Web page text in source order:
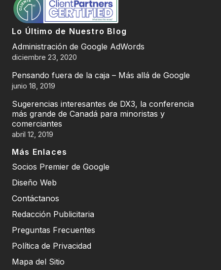
Lo Último de Nuestro Blog
Administración de Google AdWords
diciembre 23, 2020
Pensando fuera de la caja – Más allá de Google
junio 18, 2019
Sugerencias interesantes de DX3, la conferencia
más grande de Canadá para minoristas y
comerciantes
abril 12, 2019
Más Enlaces
Socios Premier de Google
Diseño Web
Contáctanos
Redacción Publicitaria
Preguntas Frecuentes
Política de Privacidad
Mapa del Sitio